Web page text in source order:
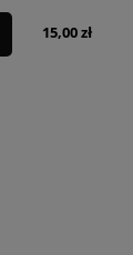
15,00 zł